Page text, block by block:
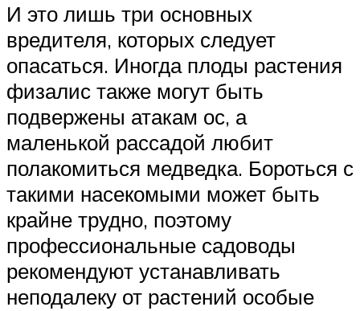
И это лишь три основных
вредителя, которых следует
опасаться. Иногда плоды растения
физалис также могут быть
подвержены атакам ос, а
маленькой рассадой любит
полакомиться медведка. Бороться с
такими насекомыми может быть
крайне трудно, поэтому
профессиональные садоводы
рекомендуют устанавливать
неподалеку от растений особые